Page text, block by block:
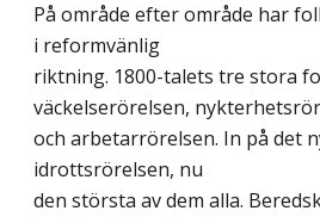
På område efter område har
i reformvänlig
riktning. 1800-talets tre stora
väckelserörelsen,
och arbetarrörelsen. In på det
idrottsrörelsen, nu
den största av dem alla.